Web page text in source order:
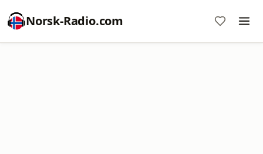
Norsk-Radio.com